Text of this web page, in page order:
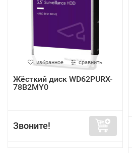
избранное сравнить
Жёсткий диск WD62PURX-
78B2MY0
Звоните!